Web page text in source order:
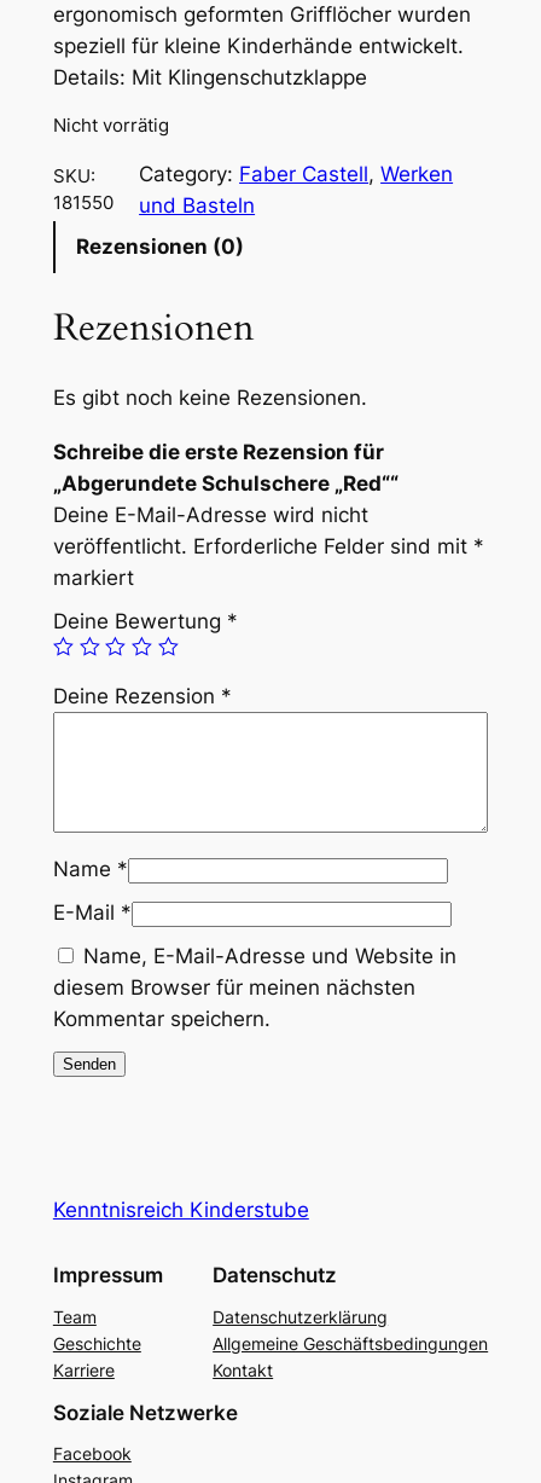
ergonomisch geformten Grifflöcher wurden
speziell für kleine Kinderhände entwickelt.
Details: Mit Klingenschutzklappe
Nicht vorrätig
SKU:
181550
Category: Faber Castell, Werken
und Basteln
Rezensionen (0)
Rezensionen
Es gibt noch keine Rezensionen.
Schreibe die erste Rezension für
„Abgerundete Schulschere „Red““
Deine E-Mail-Adresse wird nicht
veröffentlicht. Erforderliche Felder sind mit *
markiert
Deine Bewertung *
Deine Rezension *
Name *
E-Mail *
Name, E-Mail-Adresse und Website in
diesem Browser für meinen nächsten
Kommentar speichern.
Kenntnisreich Kinderstube
Impressum
Team
Geschichte
Karriere
Datenschutz
Datenschutzerklärung
Allgemeine Geschäftsbedingungen
Kontakt
Soziale Netzwerke
Facebook